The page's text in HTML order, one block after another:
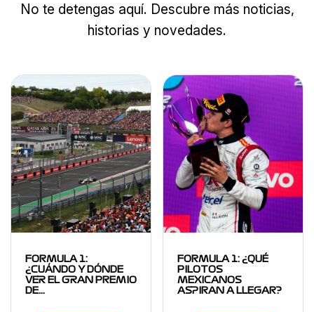
No te detengas aquí. Descubre más noticias,
historias y novedades.
FORMULA 1:
¿CUÁNDO Y DÓNDE
VER EL GRAN PREMIO
DE…
FORMULA 1: ¿QUÉ
PILOTOS
MEXICANOS
ASPIRAN A LLEGAR?